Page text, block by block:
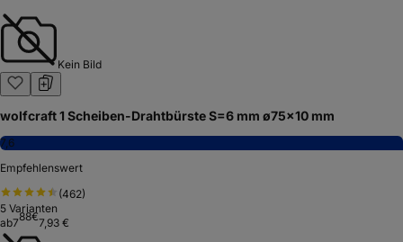
Kein Bild
wolfcraft 1 Scheiben-Drahtbürste S=6 mm ø75x10 mm
7,6
Empfehlenswert
(462)
5 Varianten
ab788€7,93 €